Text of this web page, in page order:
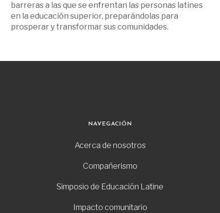
barreras a las que se enfrentan las personas latines
en la educación superior, preparándolas para
prosperar y transformar sus comunidades.
NAVEGACIÓN
Acerca de nosotros
Compañerismo
Simposio de Educación Latine
Impacto comunitario